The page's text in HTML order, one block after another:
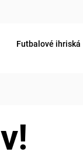
Futbalové ihriská